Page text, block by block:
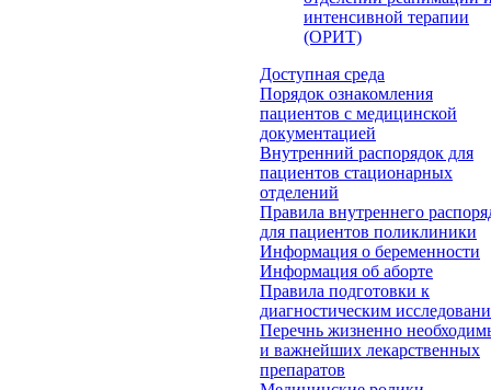
интенсивной терапии
(ОРИТ)
Доступная среда
Порядок ознакомления
пациентов с медицинской
документацией
Внутренний распорядок для
пациентов стационарных
отделений
Правила внутреннего
для пациентов поликлиники
Информация о беременности
Информация об аборте
Правила подготовки к
диагностическим
Перечнь жизненно
и важнейших лекарственных
препаратов